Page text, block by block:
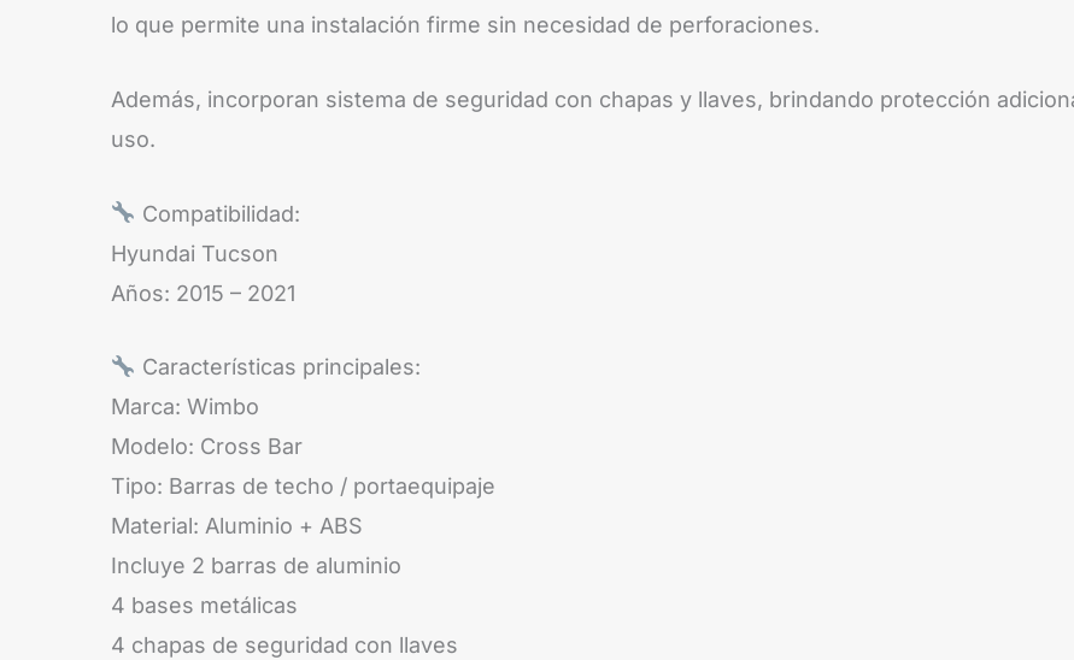
lo que permite una instalación firme sin necesidad de perforaciones.
Además, incorporan sistema de seguridad con chapas y llaves, brindando protección
uso.
Compatibilidad:
Hyundai Tucson
Años: 2015 – 2021
Características principales:
Marca: Wimbo
Modelo: Cross Bar
Tipo: Barras de techo / portaequipaje
Material: Aluminio + ABS
Incluye 2 barras de aluminio
4 bases metálicas
4 chapas de seguridad con llaves